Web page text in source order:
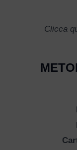
Clicca